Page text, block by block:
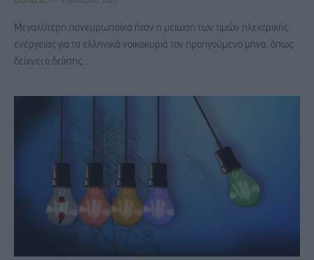
Μεγαλύτερη πανευρωπαϊκά ήταν η μείωση των τιμών ηλεκτρικής
ενέργειας για τα ελληνικά νοικοκυριά τον προηγούμενο μήνα, όπως
δείχνει ο δείκτης…